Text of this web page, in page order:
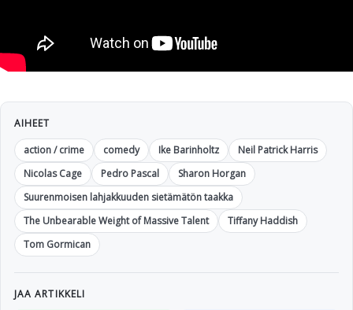
AIHEET
action / crime
comedy Ike Barinholtz
Neil Patrick Harris
Nicolas Cage
Pedro Pascal
Sharon Horgan
Suurenmoisen lahjakkuuden sietämätön taakka
The Unbearable Weight of Massive Talent
Tiffany Haddish
Tom Gormican
JAA ARTIKKELI